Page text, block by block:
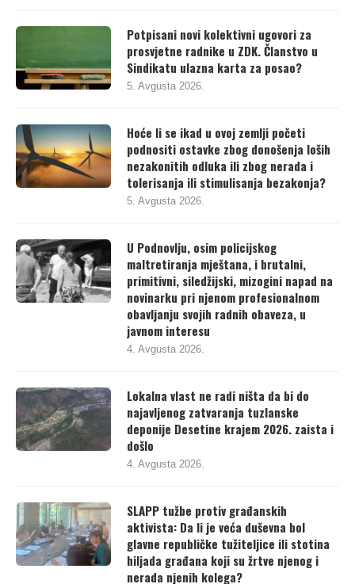
Potpisani novi kolektivni ugovori za
prosvjetne radnike u ZDK. Članstvo u
Sindikatu ulazna karta za posao?
5. Avgusta 2026.
Hoće li se ikad u ovoj zemlji početi
podnositi ostavke zbog donošenja loših
nezakonitih odluka ili zbog nerada i
tolerisanja ili stimulisanja bezakonja?
5. Avgusta 2026.
U Podnovlju, osim policijskog
maltretiranja mještana, i brutalni,
primitivni, siledžijski, mizogini napad na
novinarku pri njenom profesionalnom
obavljanju svojih radnih obaveza, u
javnom interesu
4. Avgusta 2026.
Lokalna vlast ne radi ništa da bi do
najavljenog zatvaranja tuzlanske
deponije Desetine krajem 2026. zaista i
došlo
4. Avgusta 2026.
SLAPP tužbe protiv građanskih
aktivista: Da li je veća duševna bol
glavne republičke tužiteljice ili stotina
hiljada građana koji su žrtve njenog i
nerada njenih kolega?